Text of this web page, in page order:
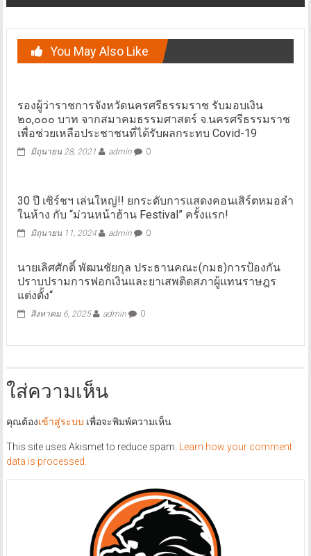
You May Also Like
รองผู้ว่าราชการจังหวัดนครศรีธรรมราช รับมอบเงิน
๒๐,๐๐๐ บาท จากสมาคมธรรมศาสตร์ จ.นครศรีธรรมราช
เพื่อช่วยเหลือประชาชนที่ได้รับผลกระทบ Covid-19
มิถุนายน 28, 2021 admin 0
30 ปี เซิร์ชฯ เล่นใหญ่!! ยกระดับการแสดงคอนเสิร์ตหมอลำ
ในห้าง กับ “ม่วนหน้าฮ้าน Festival” ครั้งแรก!
มิถุนายน 11, 2024 admin 0
นายเลิศศักดิ์ พัฒนชัยกุล ประธานคณะ(กมธ)การป้องกัน
ปราบปรามการฟอกเงินและยาเสพติดสภาผู้แทนราษฎร
แต่งตั้ง“
สิงหาคม 6, 2025 admin 0
ใส่ความเห็น
คุณต้องเข้าสู่ระบบ เพื่อจะพิมพ์ความเห็น
This site uses Akismet to reduce spam.
Learn how your comment
data is processed.